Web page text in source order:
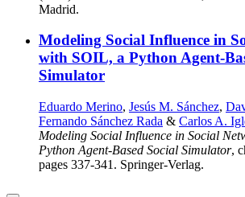
Madrid.
Modeling Social Influence in
with SOIL, a Python Agent-
Simulator
Eduardo Merino, Jesús M. Sánchez,
Fernando Sánchez Rada & Carlos A.
Modeling Social Influence in Social
Python Agent-Based Social Simulator,
pages 337-341. Springer-Verlag.